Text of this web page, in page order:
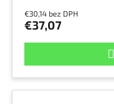
€30,14 bez DPH
€37,07